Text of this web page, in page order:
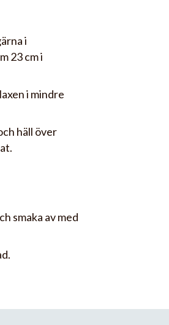
i
23 cm i
i mindre
häll över
smaka av med